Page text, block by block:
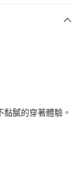
膩的穿著體驗。